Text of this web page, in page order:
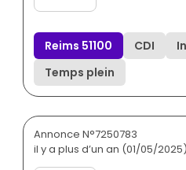
Reims 51100 CDI
Temps plein
Annonce N°7250783
il y a plus d’un an (01/05/2025)